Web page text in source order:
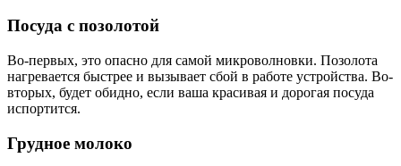
Посуда с позолотой
Во-первых, это опасно для самой микроволновки. Позолота
нагревается быстрее и вызывает сбой в работе устройства. Во-
вторых, будет обидно, если ваша красивая и дорогая посуда
испортится.
Грудное молоко